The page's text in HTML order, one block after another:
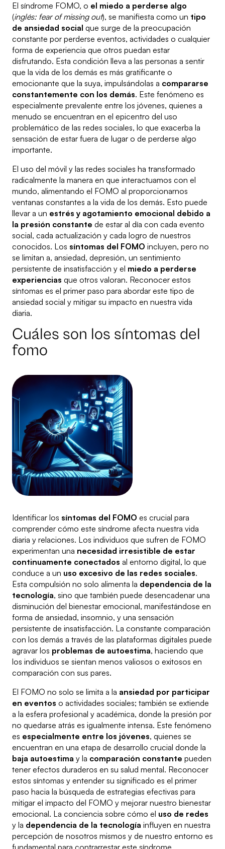
El síndrome FOMO, o el miedo a perderse algo
(inglés: fear of missing out), se manifiesta como un tipo
de ansiedad social que surge de la preocupación
constante por perderse eventos, actividades o cualquier
forma de experiencia que otros puedan estar
disfrutando. Esta condición lleva a las personas a sentir
que la vida de los demás es más gratificante o
emocionante que la suya, impulsándolas a compararse
constantemente con los demás. Este fenómeno es
especialmente prevalente entre los jóvenes, quienes a
menudo se encuentran en el epicentro del uso
problemático de las redes sociales, lo que exacerba la
sensación de estar fuera de lugar o de perderse algo
importante.
El uso del móvil y las redes sociales ha transformado
radicalmente la manera en que interactuamos con el
mundo, alimentando el FOMO al proporcionarnos
ventanas constantes a la vida de los demás. Esto puede
llevar a un estrés y agotamiento emocional debido a
la presión constante de estar al día con cada evento
social, cada actualización y cada logro de nuestros
conocidos. Los síntomas del FOMO incluyen, pero no
se limitan a, ansiedad, depresión, un sentimiento
persistente de insatisfacción y el miedo a perderse
experiencias que otros valoran. Reconocer estos
síntomas es el primer paso para abordar este tipo de
ansiedad social y mitigar su impacto en nuestra vida
diaria.
Cuáles son los síntomas del
fomo
Identificar los síntomas del FOMO es crucial para
comprender cómo este síndrome afecta nuestra vida
diaria y relaciones. Los individuos que sufren de FOMO
experimentan una necesidad irresistible de estar
continuamente conectados al entorno digital, lo que
conduce a un uso excesivo de las redes sociales.
Esta compulsión no solo alimenta la dependencia de la
tecnología, sino que también puede desencadenar una
disminución del bienestar emocional, manifestándose en
forma de ansiedad, insomnio, y una sensación
persistente de insatisfacción. La constante comparación
con los demás a través de las plataformas digitales puede
agravar los problemas de autoestima, haciendo que
los individuos se sientan menos valiosos o exitosos en
comparación con sus pares.
El FOMO no solo se limita a la ansiedad por participar
en eventos o actividades sociales; también se extiende
a la esfera profesional y académica, donde la presión por
no quedarse atrás es igualmente intensa. Este fenómeno
es especialmente entre los jóvenes, quienes se
encuentran en una etapa de desarrollo crucial donde la
baja autoestima y la comparación constante pueden
tener efectos duraderos en su salud mental. Reconocer
estos síntomas y entender su significado es el primer
paso hacia la búsqueda de estrategias efectivas para
mitigar el impacto del FOMO y mejorar nuestro bienestar
emocional. La conciencia sobre cómo el uso de redes
y la dependencia de la tecnología influyen en nuestra
percepción de nosotros mismos y de nuestro entorno es